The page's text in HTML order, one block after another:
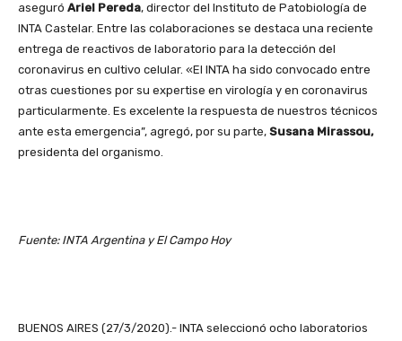
aseguró Ariel Pereda, director del Instituto de Patobiología de
INTA Castelar. Entre las colaboraciones se destaca una reciente
entrega de reactivos de laboratorio para la detección del
coronavirus en cultivo celular. «El INTA ha sido convocado entre
otras cuestiones por su expertise en virología y en coronavirus
particularmente. Es excelente la respuesta de nuestros técnicos
ante esta emergencia”, agregó, por su parte, Susana Mirassou,
presidenta del organismo.
Fuente: INTA Argentina y El Campo Hoy
BUENOS AIRES (27/3/2020).- INTA seleccionó ocho laboratorios